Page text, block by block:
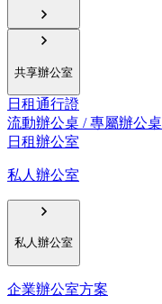
共享辦公室
日租通行證
流動辦公桌 / 專屬辦公桌
日租辦公室
私人辦公室
私人辦公室
企業辦公室方案